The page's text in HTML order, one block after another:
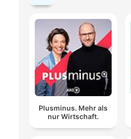
Plusminus. Mehr als
nur Wirtschaft.